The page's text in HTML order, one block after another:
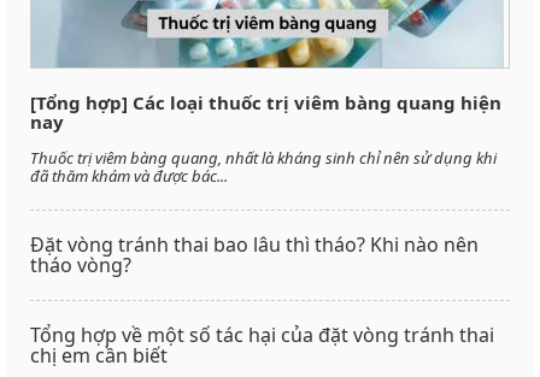
[Tổng hợp] Các loại thuốc trị viêm bàng quang hiện
nay
Thuốc trị viêm bàng quang, nhất là kháng sinh chỉ nên sử dụng khi
đã thăm khám và được bác...
Đặt vòng tránh thai bao lâu thì tháo? Khi nào nên
tháo vòng?
Tổng hợp về một số tác hại của đặt vòng tránh thai
chị em cần biết